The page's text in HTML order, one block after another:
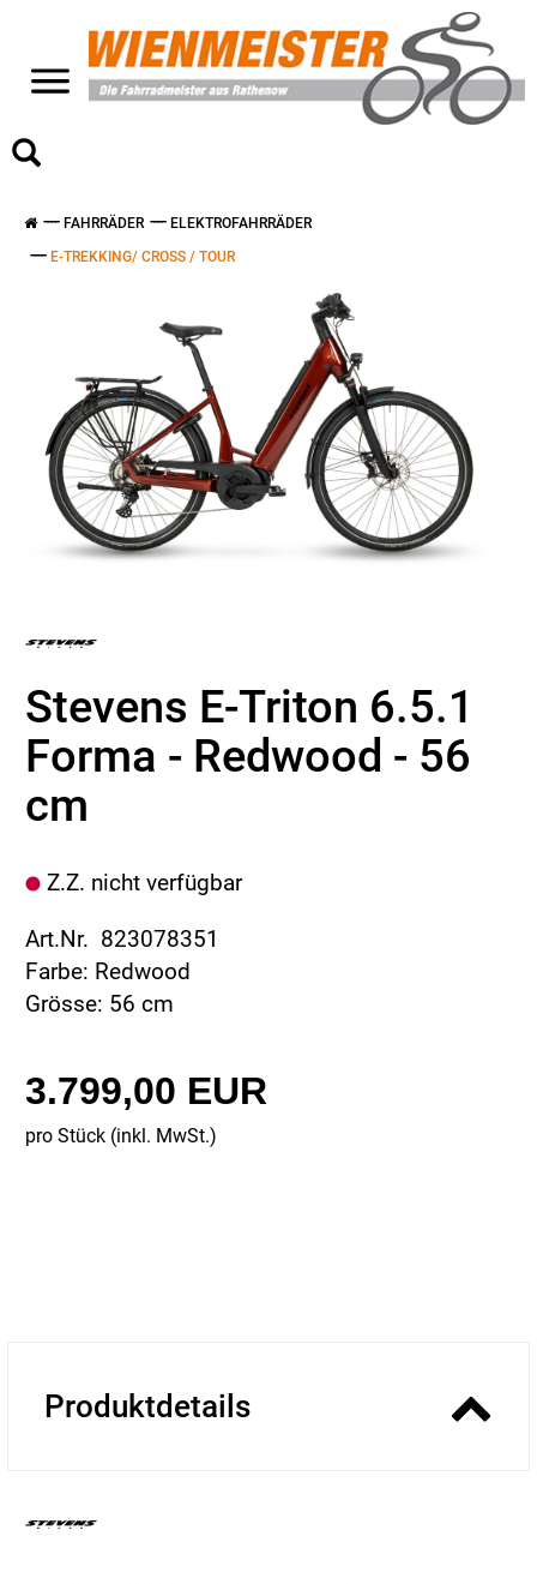
FAHRRÄDER
ELEKTROFAHRRÄDER
E-TREKKING/ CROSS / TOUR
Stevens E-Triton 6.5.1
Forma - Redwood - 56
cm
Z.Z. nicht verfügbar
Art.Nr. 823078351
Farbe: Redwood
Grösse: 56 cm
3.799,00 EUR
pro Stück (inkl. MwSt.)
Produktdetails